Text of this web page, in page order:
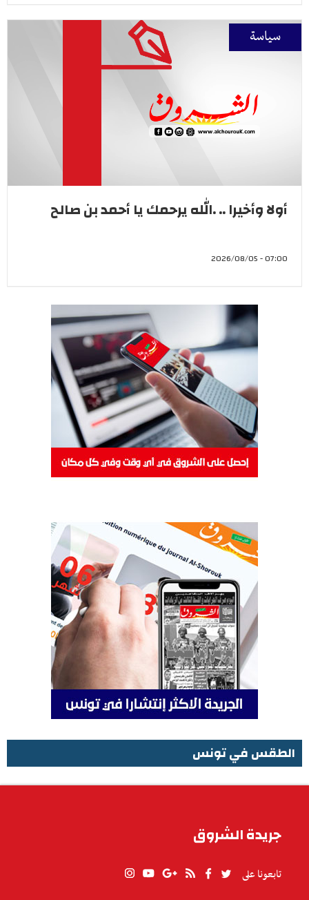
سياسة
أولا وأخيرا .. .الله يرحمك يا أحمد بن صالح
07:00 - 2026/08/05
الطقس في تونس
جريدة الشروق
تابعونا على